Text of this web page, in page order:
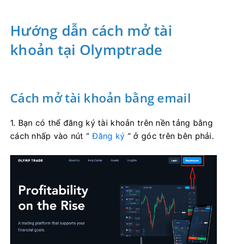
Hướng dẫn cách mở tài
khoản tại Olymptrade
Cách mở tài khoản bằng email
1. Bạn có thể đăng ký tài khoản trên nền tảng bằng
cách nhấp vào nút “Đăng ký ” ở góc trên bên phải.